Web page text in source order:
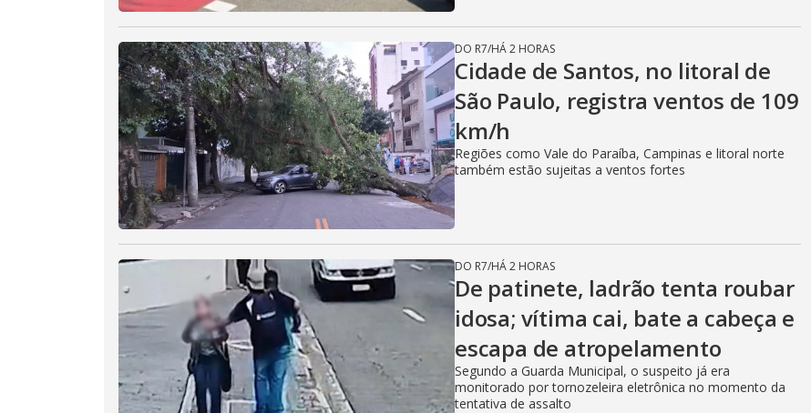
DO R7/HÁ 2 HORAS
Cidade de Santos, no litoral de
São Paulo, registra ventos de 109
km/h
Regiões como Vale do Paraíba, Campinas e litoral norte
também estão sujeitas a ventos fortes
DO R7/HÁ 2 HORAS
De patinete, ladrão tenta roubar
idosa; vítima cai, bate a cabeça e
escapa de atropelamento
Segundo a Guarda Municipal, o suspeito já era
monitorado por tornozeleira eletrônica no momento da
tentativa de assalto